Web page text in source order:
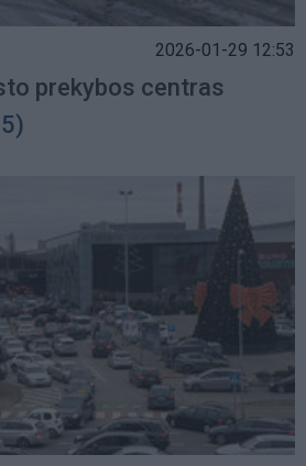
2026-01-29 12:53
prekybos centras